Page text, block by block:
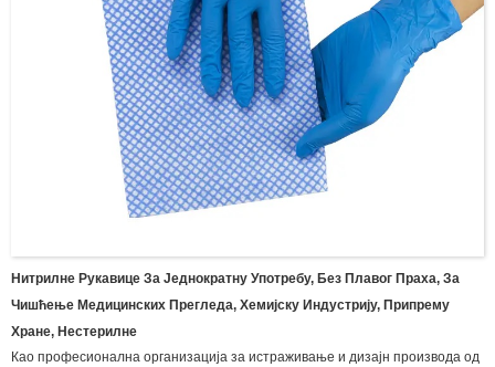
Нитрилне Рукавице За Једнократну Употребу, Без Плавог Праха, За
Чишћење Медицинских Прегледа, Хемијску Индустрију, Припрему
Хране, Нестерилне
Као професионална организација за истраживање и дизајн производа од